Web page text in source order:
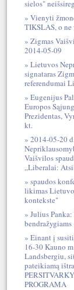
sielos"
Vienyti
TIKSLAS, o ne
Zigmas
2014-05-09
Lietuvos
signataras
referendumai
Eugenijus
Europos
Prezidentas,
kt.
2014-05-20
Vaišvilos
„Liberalai:
spaudos
likimas
kontekste"
Julius
bendražygiams
Einant į
16-30 Kauno
Landsbergiu,
pateikiamą
PROGRAMA